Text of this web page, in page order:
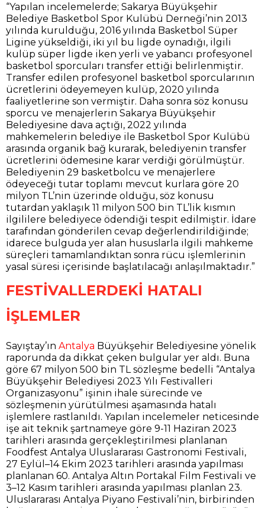
“Yapılan incelemelerde; Sakarya Büyükşehir
Belediye Basketbol Spor Kulübü Derneği’nin 2013
yılında kurulduğu, 2016 yılında Basketbol Süper
Ligine yükseldiği, iki yıl bu ligde oynadığı, ilgili
kulüp süper ligde iken yerli ve yabancı profesyonel
basketbol sporcuları transfer ettiği belirlenmiştir.
Transfer edilen profesyonel basketbol sporcularının
ücretlerini ödeyemeyen kulüp, 2020 yılında
faaliyetlerine son vermiştir. Daha sonra söz konusu
sporcu ve menajerlerin Sakarya Büyükşehir
Belediyesine dava açtığı, 2022 yılında
mahkemelerin belediye ile Basketbol Spor Kulübü
arasında organik bağ kurarak, belediyenin transfer
ücretlerini ödemesine karar verdiği görülmüştür.
Belediyenin 29 basketbolcu ve menajerlere
ödeyeceği tutar toplamı mevcut kurlara göre 20
milyon TL’nin üzerinde olduğu, söz konusu
tutardan yaklaşık 11 milyon 500 bin TL’lik kısmın
ilgililere belediyece ödendiği tespit edilmiştir. İdare
tarafından gönderilen cevap değerlendirildiğinde;
idarece bulguda yer alan hususlarla ilgili mahkeme
süreçleri tamamlandıktan sonra rücu işlemlerinin
yasal süresi içerisinde başlatılacağı anlaşılmaktadır.”
FESTİVALLERDEKİ HATALI
İŞLEMLER
Sayıştay’ın Antalya Büyükşehir Belediyesine yönelik
raporunda da dikkat çeken bulgular yer aldı. Buna
göre 67 milyon 500 bin TL sözleşme bedelli “Antalya
Büyükşehir Belediyesi 2023 Yılı Festivalleri
Organizasyonu” işinin ihale sürecinde ve
sözleşmenin yürütülmesi aşamasında hatalı
işlemlere rastlanıldı. Yapılan incelemeler neticesinde
işe ait teknik şartnameye göre 9-11 Haziran 2023
tarihleri arasında gerçekleştirilmesi planlanan
Foodfest Antalya Uluslararası Gastronomi Festivali,
27 Eylül–14 Ekim 2023 tarihleri arasında yapılması
planlanan 60. Antalya Altın Portakal Film Festivali ve
3–12 Kasım tarihleri arasında yapılması planlan 23.
Uluslararası Antalya Piyano Festivali’nin, birbirinden